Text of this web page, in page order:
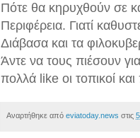
Πότε θα κηρυχθούν σε
Περιφέρεια. Γιατί
Διάβασα και τα
Άντε να τους πιέσουν
πολλά like οι τοπικοί
Αναρτήθηκε από eviatoday.news στις